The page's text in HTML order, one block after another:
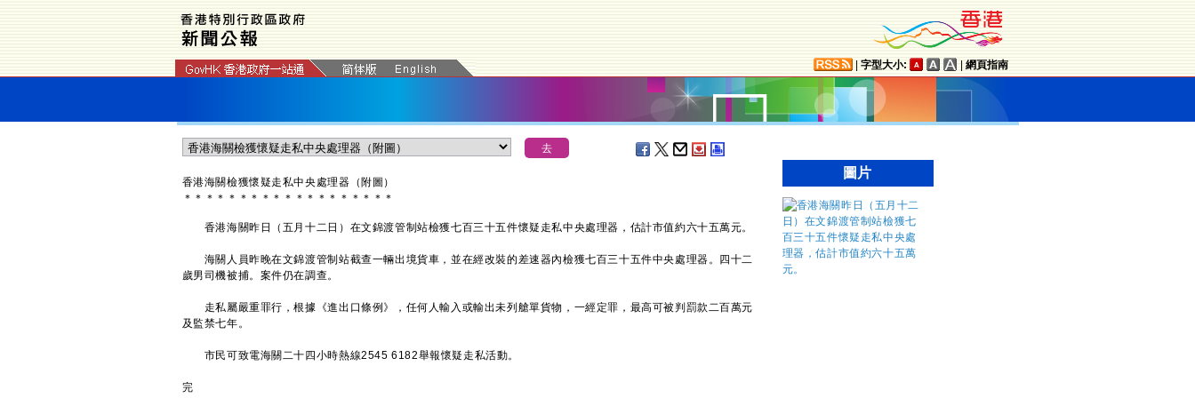
字型大小: 網頁指南
香港海關檢獲懷疑走私中央處理器（附圖）
＊ ＊ ＊ ＊ ＊ ＊ ＊ ＊ ＊ ＊ ＊ ＊ ＊ ＊ ＊ ＊ ＊ ＊ ＊
香港海關昨日（五月十二日）在文錦渡管制站檢獲七百三十五件懷疑走私中央處理器，估計市值約六十五萬元。
海關人員昨晚在文錦渡管制站截查一輛出境貨車，並在經改裝的差速器內檢獲七百三十五件中央處理器。四十二
歲男司機被捕。案件仍在調查。
走私屬嚴重罪行，根據《進出口條例》，任何人輸入或輸出未列艙單貨物，一經定罪，最高可被判罰款二百萬元
及監禁七年。
市民可致電海關二十四小時熱線2545 6182舉報懷疑走私活動。
完
圖片